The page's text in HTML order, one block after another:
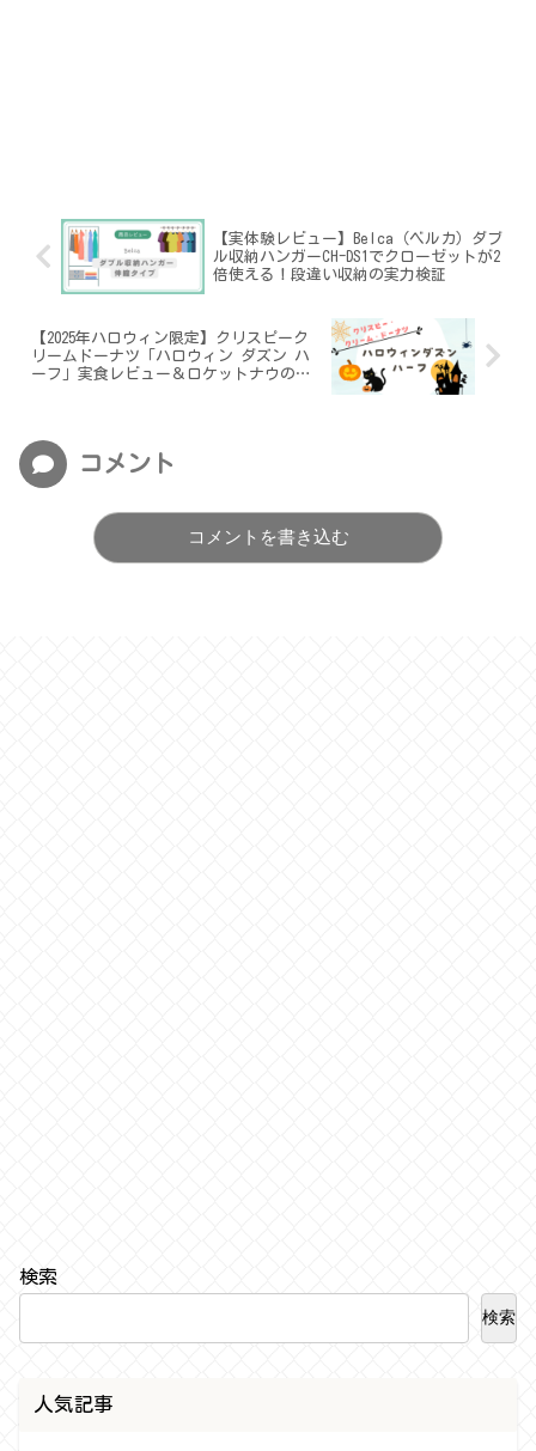
【実体験レビュー】Belca（ベルカ）ダブ
ル収納ハンガーCH-DS1でクローゼットが2
倍使える！段違い収納の実力検証
【2025年ハロウィン限定】クリスピーク
リームドーナツ「ハロウィン ダズン ハ
ーフ」実食レビュー＆ロケットナウのク
コメント
コメントを書き込む
検索
検索
人気記事